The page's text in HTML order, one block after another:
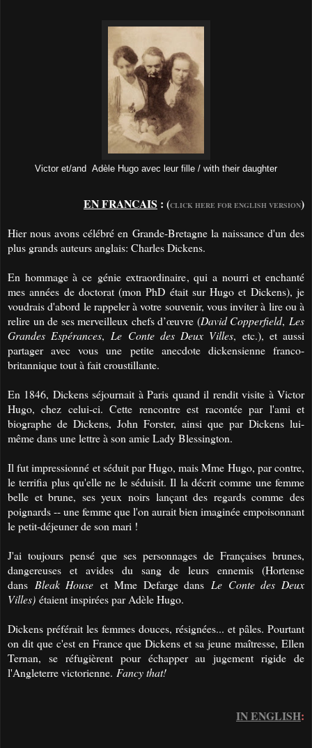
Victor et/and Adèle Hugo avec leur fille / with their daughter
EN FRANCAIS : (CLICK HERE FOR ENGLISH VERSION)
Hier nous avons célébré en Grande-Bretagne la naissance d'un des
plus grands auteurs anglais: Charles Dickens.
En hommage à ce génie extraordinaire, qui a nourri et enchanté
mes années de doctorat (mon PhD était sur Hugo et Dickens), je
voudrais d'abord le rappeler à votre souvenir, vous inviter à lire ou à
relire un de ses merveilleux chefs d’œuvre (David Copperfield, Les
Grandes Espérances, Le Conte des Deux Villes, etc.), et aussi
partager avec vous une petite anecdote dickensienne franco-
britannique tout à fait croustillante.
En 1846, Dickens séjournait à Paris quand il rendit visite à Victor
Hugo, chez celui-ci. Cette rencontre est racontée par l'ami et
biographe de Dickens, John Forster, ainsi que par Dickens lui-
même dans une lettre à son amie Lady Blessington.
Il fut impressionné et séduit par Hugo, mais Mme Hugo, par contre,
le terrifia plus qu'elle ne le séduisit. Il la décrit comme une femme
belle et brune, ses yeux noirs lançant des regards comme des
poignards -- une femme que l'on aurait bien imaginée empoisonnant
le petit-déjeuner de son mari !
J'ai toujours pensé que ses personnages de Françaises brunes,
dangereuses et avides du sang de leurs ennemis (Hortense
dans Bleak House et Mme Defarge dans Le Conte des Deux
Villes) étaient inspirées par Adèle Hugo.
Dickens préférait les femmes douces, résignées... et pâles. Pourtant
on dit que c'est en France que Dickens et sa jeune maîtresse, Ellen
Ternan, se réfugièrent pour échapper au jugement rigide de
l'Angleterre victorienne. Fancy that!
IN ENGLISH: